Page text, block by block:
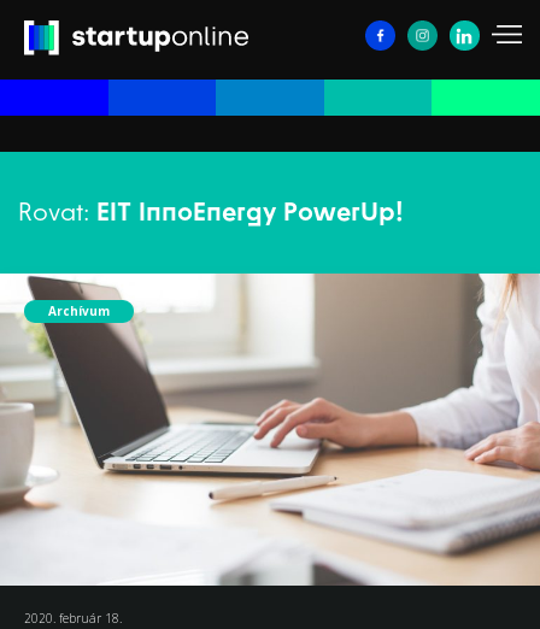
Rovat: EIT InnoEnergy PowerUp!
Archívum
2020. február 18.